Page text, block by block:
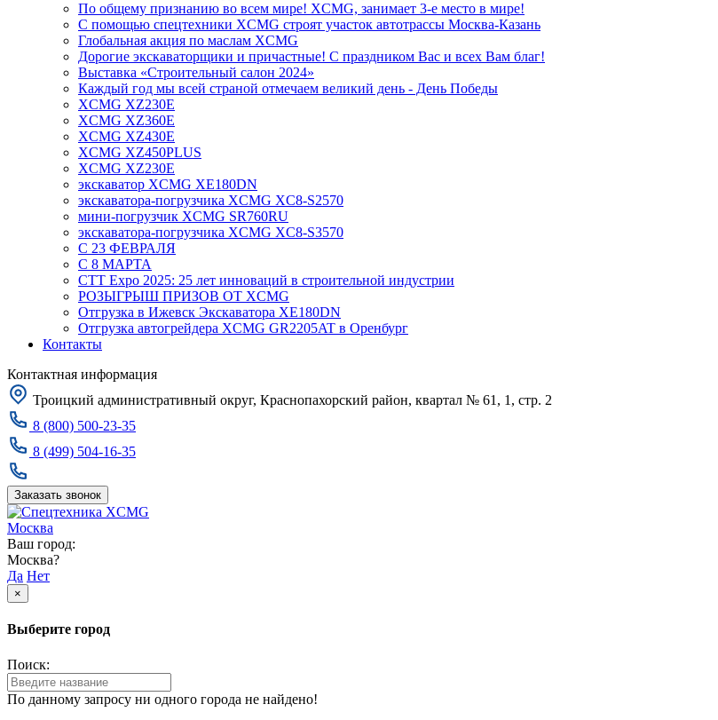
По общему признанию во всем мире! XCMG, занимает 3-е место в мире!
С помощью спецтехники XCMG строят участок автотрассы Москва-Казань
Глобальная акция по маслам XCMG
Дорогие экскаваторщики и причастные! С праздником Вас и всех Вам благ!
Выставка «Строительный салон 2024»
Каждый год мы всей страной отмечаем великий день - День Победы
XCMG XZ230E
XCMG XZ360E
XCMG XZ430E
XCMG XZ450PLUS
XCMG XZ230E
экскаватор XCMG XE180DN
экскаватора-погрузчика XCMG XC8-S2570
мини-погрузчик XCMG SR760RU
экскаватора-погрузчика XCMG XC8-S3570
С 23 ФЕВРАЛЯ
С 8 МАРТА
CTT Expo 2025: 25 лет инноваций в строительной индустрии
РОЗЫГРЫШ ПРИЗОВ ОТ XCMG
Отгрузка в Ижевск Экскаватора XE180DN
Отгрузка автогрейдера XCMG GR2205AT в Оренбург
Контакты
Контактная информация
Троицкий административный округ, Краснопахорский район, квартал № 61, 1, стр. 2
8 (800) 500-23-35
8 (499) 504-16-35
Заказать звонок
Москва
Ваш город:
Москва?
Да Нет
×
Выберите город
Поиск:
По данному запросу ни одного города не найдено!